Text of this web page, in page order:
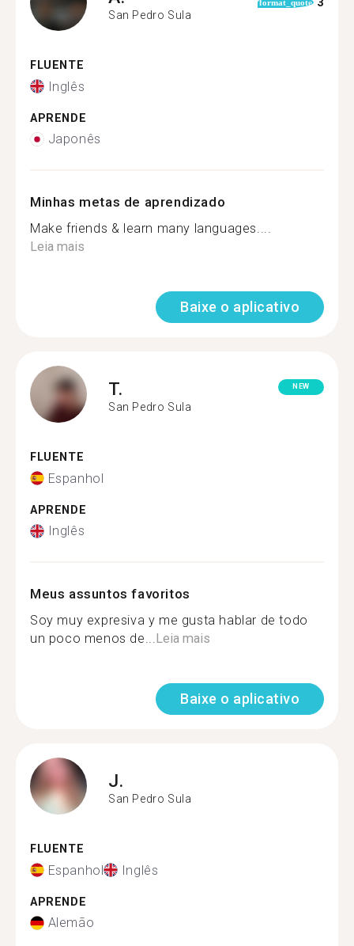
San Pedro Sula
format_quote
FLUENTE
Inglês
APRENDE
Japonês
Minhas metas de aprendizado
Make friends & learn many languages....
Leia mais
Baixe o aplicativo
T.
San Pedro Sula
NEW
FLUENTE
Espanhol
APRENDE
Inglês
Meus assuntos favoritos
Soy muy expresiva y me gusta hablar de todo
un poco menos de...Leia mais
Baixe o aplicativo
J.
San Pedro Sula
FLUENTE
Espanhol Inglês
APRENDE
Alemão